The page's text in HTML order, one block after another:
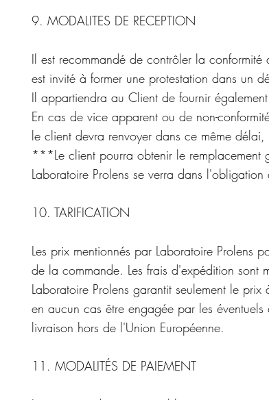
9. MODALITES DE RECEPTION
Il est recommandé de contrôler la
est invité à former une protestation dans un
Il appartiendra au Client de fournir
En cas de vice apparent ou de non-
le client devra renvoyer dans ce même
***Le client pourra obtenir le remplacement
Laboratoire Prolens se verra dans
10. TARIFICATION
Les prix mentionnés par Laboratoire Prolens
de la commande. Les frais d'expédition sont
Laboratoire Prolens garantit seulement le
en aucun cas être engagée par les
livraison hors de l'Union Européenne.
11. MODALITÉS DE PAIEMENT